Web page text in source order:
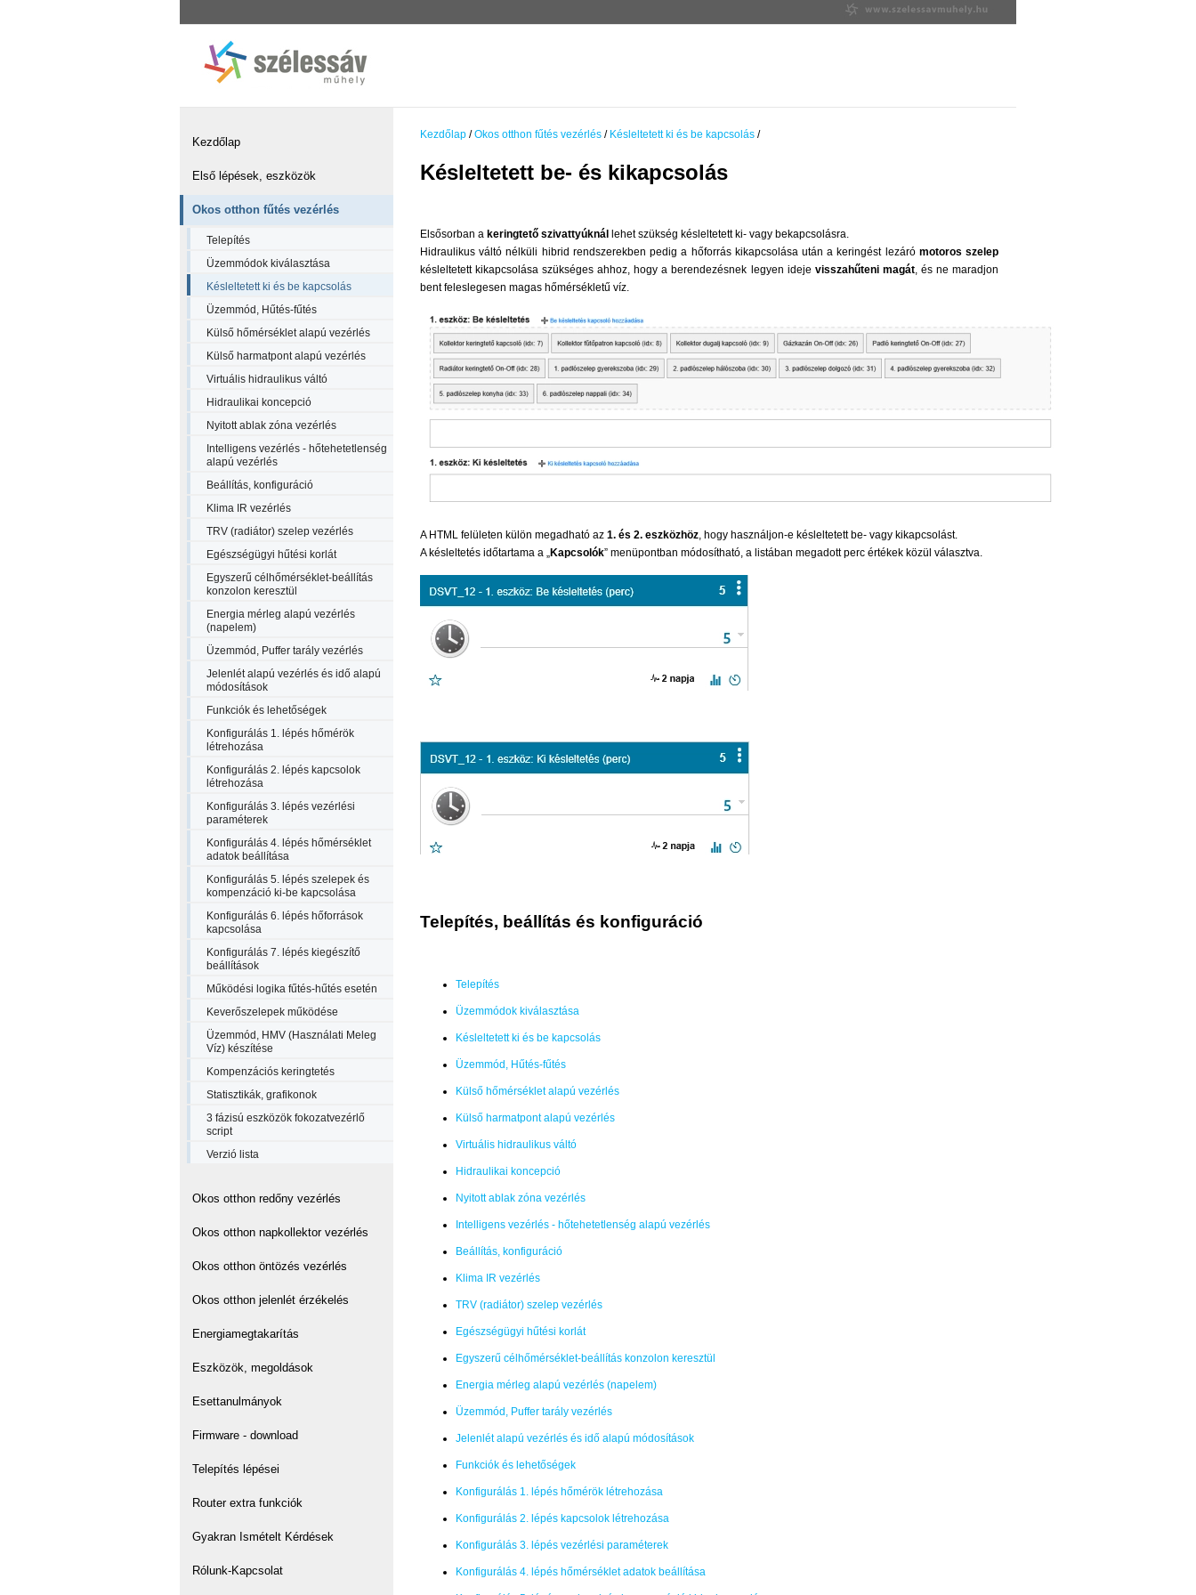
Kezdőlap
Első lépések, eszközök
Okos otthon fűtés vezérlés
Telepítés
Üzemmódok kiválasztása
Késleltetett ki és be kapcsolás
Üzemmód, Hűtés-fűtés
Külső hőmérséklet alapú vezérlés
Külső harmatpont alapú vezérlés
Virtuális hidraulikus váltó
Hidraulikai koncepció
Nyitott ablak zóna vezérlés
Intelligens vezérlés - hőtehetetlenség
alapú vezérlés
Beállítás, konfiguráció
Klima IR vezérlés
TRV (radiátor) szelep vezérlés
Egészségügyi hűtési korlát
Egyszerű célhőmérséklet-beállítás
konzolon keresztül
Energia mérleg alapú vezérlés
(napelem)
Üzemmód, Puffer tarály vezérlés
Jelenlét alapú vezérlés és idő alapú
módosítások
Funkciók és lehetőségek
Konfigurálás 1. lépés hőmérök
létrehozása
Konfigurálás 2. lépés kapcsolok
létrehozása
Konfigurálás 3. lépés vezérlési
paraméterek
Konfigurálás 4. lépés hőmérséklet
adatok beállítása
Konfigurálás 5. lépés szelepek és
kompenzáció ki-be kapcsolása
Konfigurálás 6. lépés hőforrások
kapcsolása
Konfigurálás 7. lépés kiegészítő
beállítások
Működési logika fűtés-hűtés esetén
Keverőszelepek működése
Üzemmód, HMV (Használati Meleg
Víz) készítése
Kompenzációs keringtetés
Statisztikák, grafikonok
3 fázisú eszközök fokozatvezérlő
script
Verzió lista
Okos otthon redőny vezérlés
Okos otthon napkollektor vezérlés
Okos otthon öntözés vezérlés
Okos otthon jelenlét érzékelés
Energiamegtakarítás
Eszközök, megoldások
Esettanulmányok
Firmware - download
Telepítés lépései
Router extra funkciók
Gyakran Ismételt Kérdések
Rólunk-Kapcsolat
Kezdőlap /Okos otthon fűtés vezérlés / Késleltetett ki és be kapcsolás /
Késleltetett be- és kikapcsolás
Elsősorban a keringtető szivattyúknál
lehet szükség késleltetett ki- vagy bekapcsolásra.
Hidraulikus váltó nélküli hibrid rendszerekben pedig a hőforrás kikapcsolása után a keringést lezáró motoros szelep
késleltetett kikapcsolása szükséges ahhoz, hogy a berendezésnek legyen ideje visszahűteni magát, és ne maradjon
bent feleslegesen magas hőmérsékletű víz.
A HTML felületen külön megadható az 1. és 2. eszközhöz, hogy használjon-e késleltetett be- vagy kikapcsolást.
A késleltetés időtartama a „Kapcsolók” menüpontban módosítható, a listában megadott perc értékek közül választva.
Telepítés, beállítás és konfiguráció
Telepítés
Üzemmódok kiválasztása
Késleltetett ki és be kapcsolás
Üzemmód, Hűtés-fűtés
Külső hőmérséklet alapú vezérlés
Külső harmatpont alapú vezérlés
Virtuális hidraulikus váltó
Hidraulikai koncepció
Nyitott ablak zóna vezérlés
Intelligens vezérlés - hőtehetetlenség alapú vezérlés
Beállítás, konfiguráció
Klima IR vezérlés
TRV (radiátor) szelep vezérlés
Egészségügyi hűtési korlát
Egyszerű célhőmérséklet-beállítás konzolon keresztül
Energia mérleg alapú vezérlés (napelem)
Üzemmód, Puffer tarály vezérlés
Jelenlét alapú vezérlés és idő alapú módosítások
Funkciók és lehetőségek
Konfigurálás 1. lépés hőmérök létrehozása
Konfigurálás 2. lépés kapcsolok létrehozása
Konfigurálás 3. lépés vezérlési paraméterek
Konfigurálás 4. lépés hőmérséklet adatok beállítása